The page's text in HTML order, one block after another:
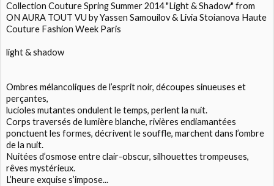
Collection Couture Spring Summer 2014 "Light & Shadow" from
ON AURA TOUT VU by Yassen Samouilov & Livia Stoianova Haute
Couture Fashion Week Paris
light & shadow
Ombres mélancoliques de l’esprit noir, découpes sinueuses et
perçantes,
lucioles mutantes ondulent le temps, perlent la nuit.
Corps traversés de lumière blanche, rivières endiamantées
ponctuent les formes, décrivent le souffle, marchent dans l’ombre
de la nuit.
Nuitées d’osmose entre clair-obscur, silhouettes trompeuses,
rêves mystérieux.
L’heure exquise s’impose...